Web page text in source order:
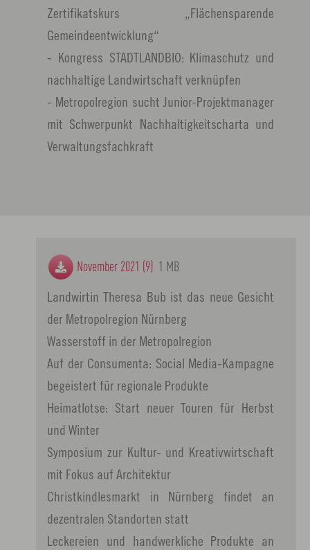
Zertifikatskurs „Flächensparende
Gemeindeentwicklung“
- Kongress STADTLANDBIO: Klimaschutz und
nachhaltige Landwirtschaft verknüpfen
- Metropolregion sucht Junior-Projektmanager
mit Schwerpunkt Nachhaltigkeitscharta und
Verwaltungsfachkraft
November 2021 (9) 1 MB
Landwirtin Theresa Bub ist das neue Gesicht
der Metropolregion Nürnberg
Wasserstoff in der Metropolregion
Auf der Consumenta: Social Media-Kampagne
begeistert für regionale Produkte
Heimatlotse: Start neuer Touren für Herbst
und Winter
Symposium zur Kultur- und Kreativwirtschaft
mit Fokus auf Architektur
Christkindlesmarkt in Nürnberg findet an
dezentralen Standorten statt
Leckereien und handwerkliche Produkte an